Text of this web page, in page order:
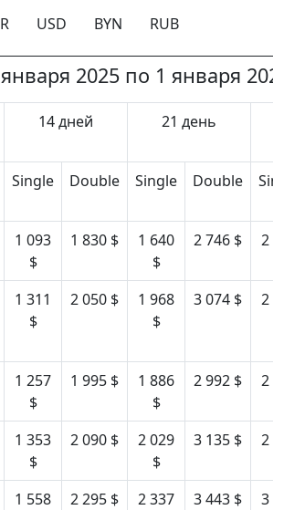
USD BYN RUB
2025 по 1 января
14 дней 21 день
Single Double Single Double
1 093
$
1 830 $
1 640
$
2 746 $
2
1 311
$
2 050 $
1 968
$
3 074 $
2
1 257
$
1 995 $
1 886
$
2 992 $
2
1 353
$
2 090 $
2 029
$
3 135 $
2
1 558 2 295 $ 2 337 3 443 $ 3